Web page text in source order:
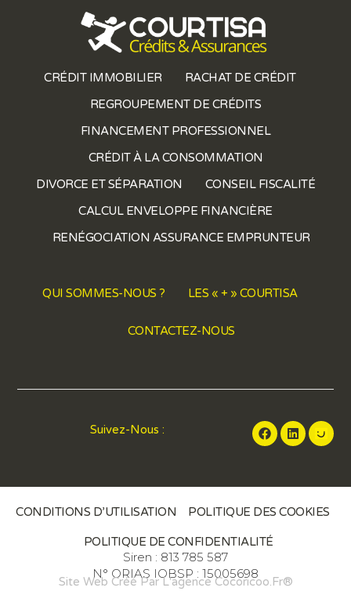
CRÉDIT IMMOBILIER
RACHAT DE CRÉDIT
REGROUPEMENT DE CRÉDITS
FINANCEMENT PROFESSIONNEL
CRÉDIT À LA CONSOMMATION
DIVORCE ET SÉPARATION
CONSEIL FISCALITÉ
CALCUL ENVELOPPE FINANCIÈRE
RENÉGOCIATION ASSURANCE EMPRUNTEUR
QUI SOMMES-NOUS ? LES « + » COURTISA
CONTACTEZ-NOUS
Suivez-Nous :
CONDITIONS D’UTILISATION POLITIQUE DES COOKIES
POLITIQUE DE CONFIDENTIALITÉ
Siren : 813 785 587
N° ORIAS IOBSP : 15005698
Site Web Créé Par L'agence Cocoricoo.fr®